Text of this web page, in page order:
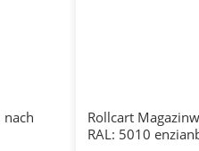
Rollcart
RAL: 5010